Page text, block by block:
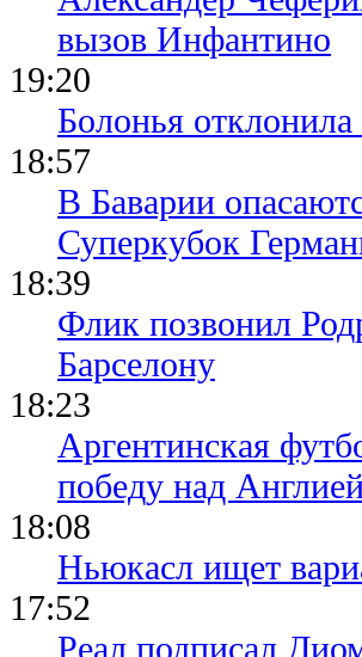
вызов Инфантино
19:20
Болонья
18:57
В Баварии
Суперкубок
18:39
Флик позвонил
Барселону
18:23
Аргентинская
победу над
18:08
Ньюкасл ищет
17:52
Реал подписал